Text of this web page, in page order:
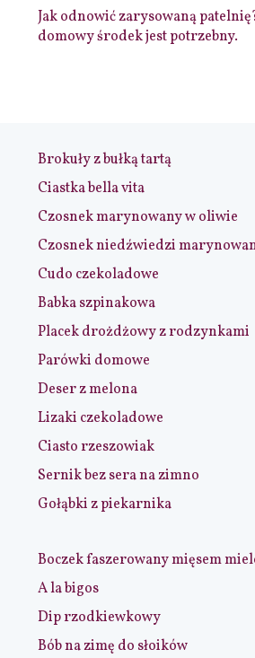
Jak odnowić zarysowaną
domowy środek jest potrzebny.
Brokuły z bułką tartą
Ciastka bella vita
Czosnek marynowany w oliwie
Czosnek niedźwiedzi
Cudo czekoladowe
Babka szpinakowa
Placek drożdżowy z rodzynkami
Parówki domowe
Deser z melona
Lizaki czekoladowe
Ciasto rzeszowiak
Sernik bez sera na zimno
Gołąbki z piekarnika
Boczek faszerowany mięsem
A la bigos
Dip rzodkiewkowy
Bób na zimę do słoików